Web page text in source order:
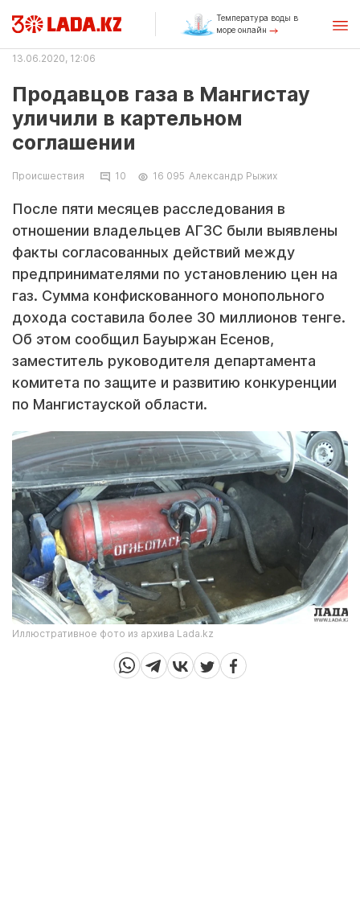
Температура воды в
море онлайн
13.06.2020, 12:06
Продавцов газа в Мангистау
уличили в картельном
соглашении
Происшествия 10 16 095 Александр Рыжих
После пяти месяцев расследования в
отношении владельцев АГЗС были выявлены
факты согласованных действий между
предпринимателями по установлению цен на
газ. Сумма конфискованного монопольного
дохода составила более 30 миллионов тенге.
Об этом сообщил Бауыржан Есенов,
заместитель руководителя департамента
комитета по защите и развитию конкуренции
по Мангистауской области.
Иллюстративное фото из архива Lada.kz